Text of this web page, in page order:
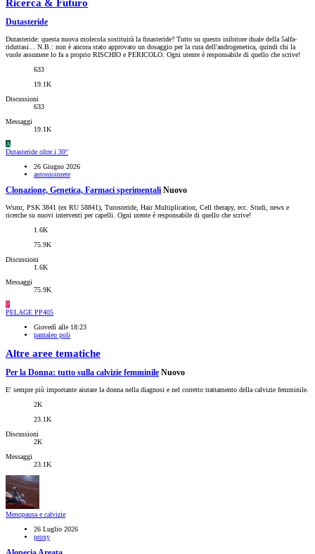
Ricerca & Futuro
Dutasteride
Dutasteride: questa nuova molecola sostituirà la finasteride? Tutto su questo inibitore duale della 5alfa-
riduttasi... N.B.: non è ancora stato approvato un dosaggio per la cura dell'androgenetica, quindi chi la
vuole assumere lo fa a proprio RISCHIO e PERICOLO. Ogni utente è responsabile di quello che scrive!
633
19.1K
Discussioni
633
Messaggi
19.1K
A
Dutasteride oltre i 30°
26 Giugno 2026
antonioinrete
Clonazione, Genetica, Farmaci sperimentali Nuovo
Wsmr, PSK 3841 (ex RU 58841), Turosteride, Hair Multiplication, Cell therapy, ecc. Studi, news e
ricerche su nuovi interventi per capelli. Ogni utente è responsabile di quello che scrive!
1.6K
75.9K
Discussioni
1.6K
Messaggi
75.9K
P
PELAGE PP405
Giovedì alle 18:23
pantaleo poli
Altre aree tematiche
Per la Donna: tutto sulla calvizie femminile Nuovo
E' sempre più importante aiutare la donna nella diagnosi e nel corretto trattamento della calvizie femminile.
2K
23.1K
Discussioni
2K
Messaggi
23.1K
Menopausa e calvizie
26 Luglio 2026
proxy